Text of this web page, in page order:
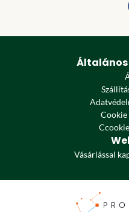
Vásárlással